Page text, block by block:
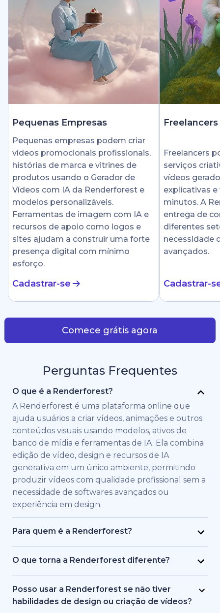
Pequenas Empresas
Pequenas empresas podem criar
vídeos promocionais profissionais,
histórias de marca e vitrines de
produtos usando o Gerador de
Vídeos com IA da Renderforest e
modelos personalizáveis.
Ferramentas de imagem com IA e
recursos de apoio como logos e
sites ajudam a construir uma forte
presença digital com mínimo
esforço.
Cadastrar-se
Freelancers
Freelancers
serviços
vídeos
explicativas
minutos. A
entrega de
diferentes
necessidade
avançados.
Cadastrar-
Comece grátis agora
Perguntas Frequentes
O que é a Renderforest?
A Renderforest é uma plataforma online que
ajuda usuários a criar vídeos, animações e outros
conteúdos visuais usando modelos, ativos de
banco de mídia e ferramentas de IA. Ela combina
edição de vídeo, design e recursos de IA
generativa em um único ambiente, permitindo
produzir vídeos com qualidade profissional sem a
necessidade de softwares avançados ou
experiência em design.
Para quem é a Renderforest?
A Renderforest foi criada para indivíduos e
equipes que precisam de vídeos de alta
empresas, equipes de RH, freelancers e criadores
de conteúdo que desejam produzir vídeos de
O que torna a Renderforest diferente?
A Renderforest combina múltiplos modelos de IA
e geração de vídeo em uma única plataforma. Os
usuários podem criar, editar e exportar vídeos de
Posso usar a Renderforest se não tiver
habilidades de design ou criação de vídeos?